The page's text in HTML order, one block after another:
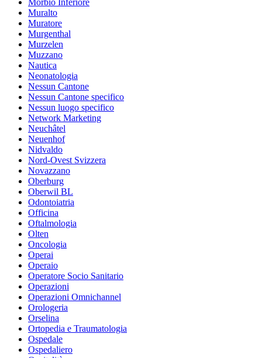
Muralto
Muratore
Murgenthal
Murzelen
Muzzano
Nautica
Neonatologia
Nessun Cantone
Nessun Cantone specifico
Nessun luogo specifico
Network Marketing
Neuchâtel
Neuenhof
Nidvaldo
Nord-Ovest Svizzera
Novazzano
Oberburg
Oberwil BL
Odontoiatria
Officina
Oftalmologia
Olten
Oncologia
Operai
Operaio
Operatore Socio Sanitario
Operazioni
Operazioni Omnichannel
Orologeria
Orselina
Ortopedia e Traumatologia
Ospedale
Ospedaliero